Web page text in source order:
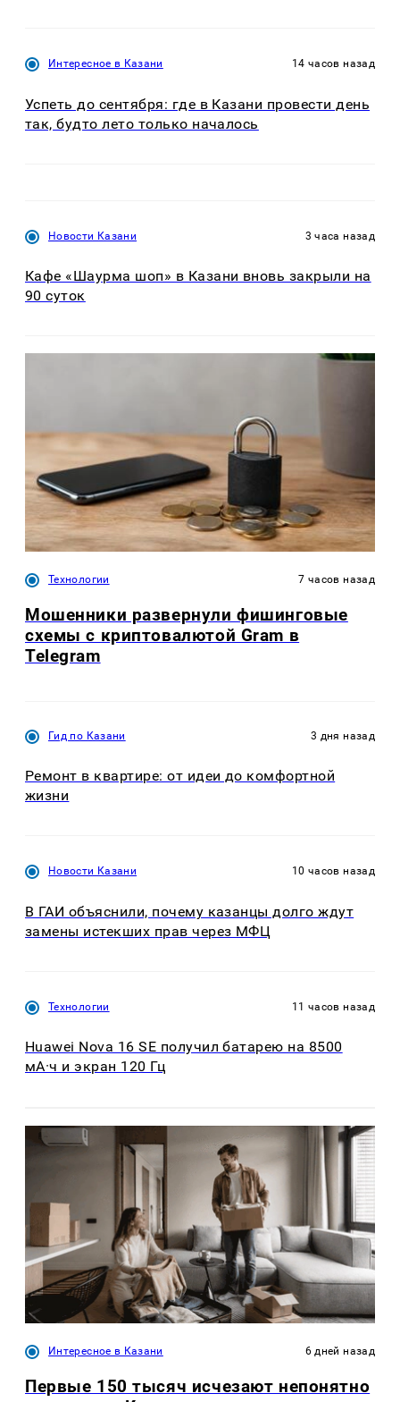
Интересное в Казани 14 часов назад
Успеть до сентября: где в Казани провести день
так, будто лето только началось
Новости Казани 3 часа назад
Кафе «Шаурма шоп» в Казани вновь закрыли на
90 суток
Технологии 7 часов назад
Мошенники развернули фишинговые
схемы с криптовалютой Gram в
Telegram
Гид по Казани 3 дня назад
Ремонт в квартире: от идеи до комфортной
жизни
Новости Казани 10 часов назад
В ГАИ объяснили, почему казанцы долго ждут
замены истекших прав через МФЦ
Технологии 11 часов назад
Huawei Nova 16 SE получил батарею на 8500
мА·ч и экран 120 Гц
Интересное в Казани 6 дней назад
Первые 150 тысяч исчезают непонятно